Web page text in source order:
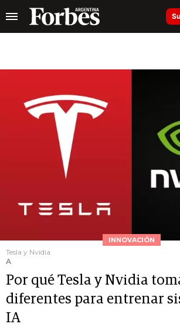
INNOVACIÓN
Tesla y Nvidia
A
Por qué Tesla y Nvidia
diferentes para entrenar
IA